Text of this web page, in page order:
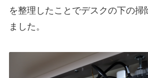
を整理したことでデスクの下の掃
ました。